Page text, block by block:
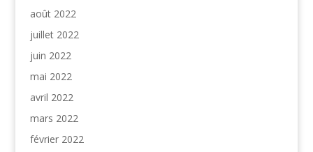
août 2022
juillet 2022
juin 2022
mai 2022
avril 2022
mars 2022
février 2022